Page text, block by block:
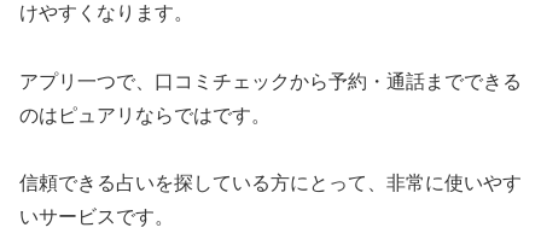
けやすくなります。
アプリ一つで、口コミチェックから予約・通話までできる
のはピュアリならではです。
信頼できる占いを探している方にとって、非常に使いやす
いサービスです。